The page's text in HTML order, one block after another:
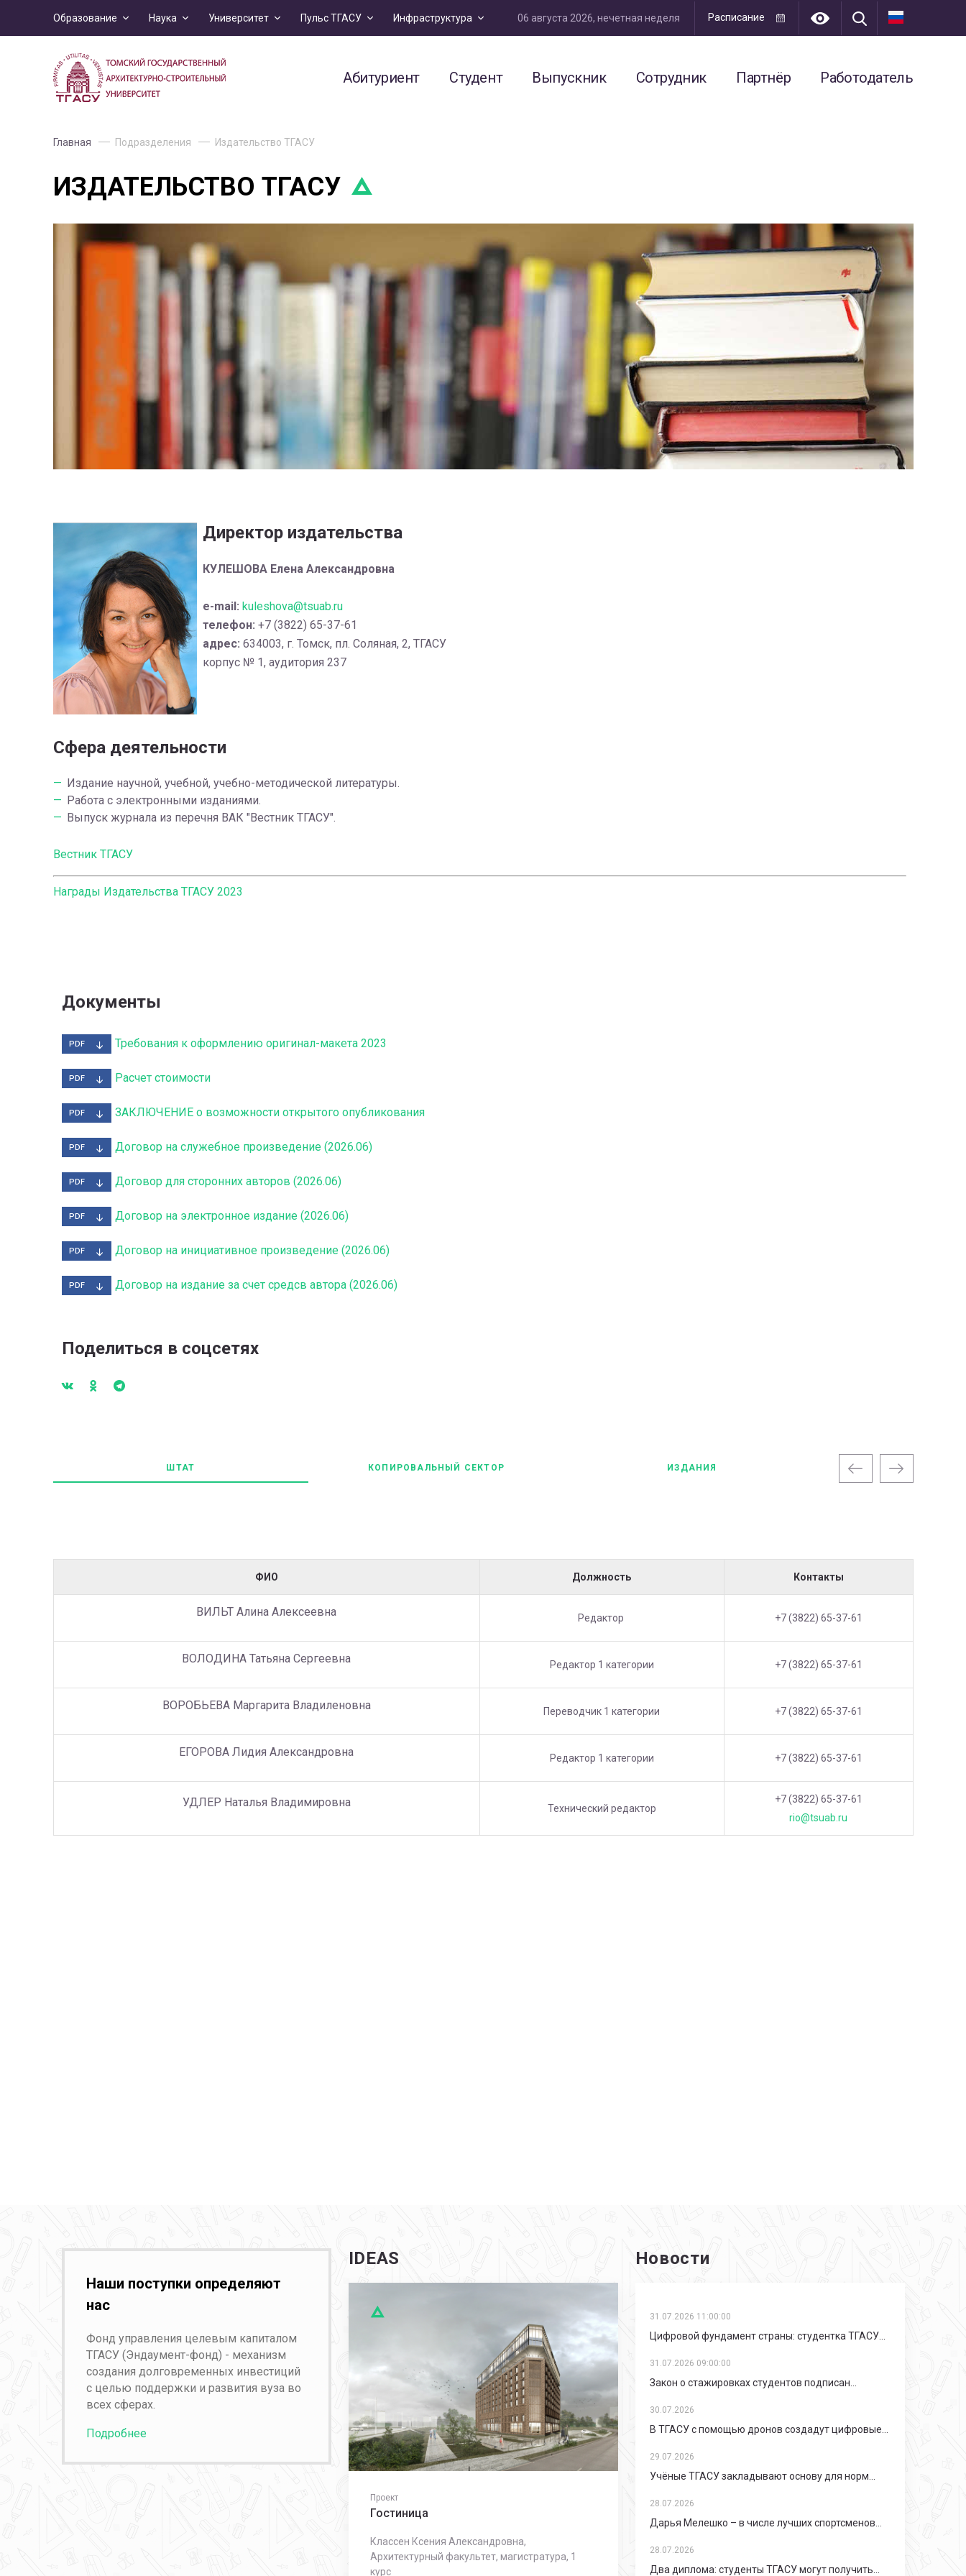
Образование Наука Университет Пульс ТГАСУ Инфраструктура 06 августа 2026, нечетная неделя Расписание
Абитуриент Студент Выпускник Сотрудник Партнёр Работодатель
Главная Подразделения Издательство ТГАСУ
ИЗДАТЕЛЬСТВО ТГАСУ
Директор издательства
КУЛЕШОВА Елена Александровна
e-mail: kuleshova@tsuab.ru
телефон: +7 (3822) 65-37-61
адрес: 634003, г. Томск, пл. Соляная, 2, ТГАСУ
корпус № 1, аудитория 237
Сфера деятельности
Издание научной, учебной, учебно-методической литературы.
Работа с электронными изданиями.
Выпуск журнала из перечня ВАК "Вестник ТГАСУ".
Вестник ТГАСУ
Награды Издательства ТГАСУ 2023
Документы
PDF Требования к оформлению оригинал-макета 2023
PDF Расчет стоимости
PDF ЗАКЛЮЧЕНИЕ о возможности открытого опубликования
PDF Договор на служебное произведение (2026.06)
PDF Договор для сторонних авторов (2026.06)
PDF Договор на электронное издание (2026.06)
PDF Договор на инициативное произведение (2026.06)
PDF Договор на издание за счет средсв автора (2026.06)
Поделиться в соцсетях
ШТАТ КОПИРОВАЛЬНЫЙ СЕКТОР ИЗДАНИЯ
ФИО Должность Контакты
ВИЛЬТ Алина Алексеевна Редактор +7 (3822) 65-37-61
ВОЛОДИНА Татьяна Сергеевна Редактор 1 категории +7 (3822) 65-37-61
ВОРОБЬЕВА Маргарита Владиленовна Переводчик 1 категории +7 (3822) 65-37-61
ЕГОРОВА Лидия Александровна Редактор 1 категории +7 (3822) 65-37-61
УДЛЕР Наталья Владимировна Технический редактор
+7 (3822) 65-37-61
rio@tsuab.ru
Наши поступки определяют
нас
Фонд управления целевым капиталом
ТГАСУ (Эндаумент-фонд) - механизм
создания долговременных инвестиций
с целью поддержки и развития вуза во
всех сферах.
Подробнее
IDEAS
Проект
Гостиница
Классен Ксения Александровна,
Архитектурный факультет, магистратура, 1
курс
Проект
Архитектурный факультет, Магистратура, 1
курс
Новости
31.07.2026 11:00:00
Цифровой фундамент страны: студентка ТГАСУ…
31.07.2026 09:00:00
Закон о стажировках студентов подписан…
30.07.2026
В ТГАСУ с помощью дронов создадут цифровые…
29.07.2026
Учёные ТГАСУ закладывают основу для норм…
28.07.2026
Дарья Мелешко – в числе лучших спортсменов…
28.07.2026
Два диплома: студенты ТГАСУ могут получить…